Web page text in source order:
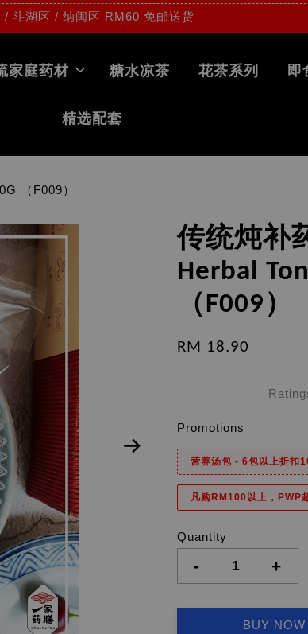
/ 斗湖区 / 纳闽区 RM60 免邮送货
家庭药材 糖水凉茶 花茶系列 即
精选配套
（F009）
传统炖补
Herbal
（F009）
RM 18.90
Promotions
营养汤包 - 6包以上折扣
凡购RM100以上，
Quantity
- +
BUY NOW